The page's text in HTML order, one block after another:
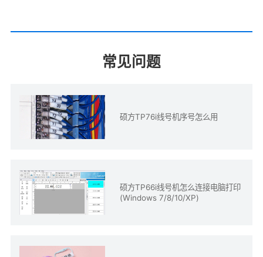
常见问题
硕方TP76i线号机序号怎么用
硕方TP66i线号机怎么连接电脑打印
(Windows 7/8/10/XP)